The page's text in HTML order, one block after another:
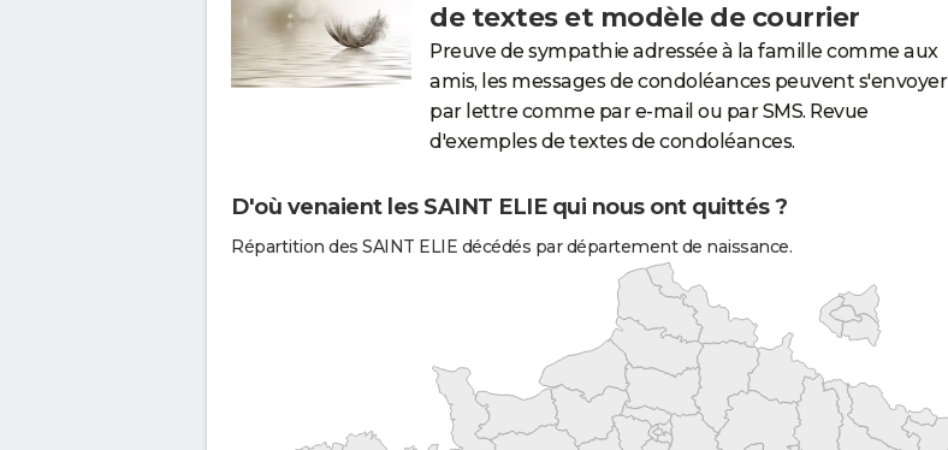
de textes et modèle de courrier
Preuve de sympathie adressée à la famille comme aux
amis, les messages de condoléances peuvent s'envoyer
par lettre comme par e-mail ou par SMS. Revue
d'exemples de textes de condoléances.
D'où venaient les SAINT ELIE qui nous ont quittés ?
Répartition des SAINT ELIE décédés par département de naissance.